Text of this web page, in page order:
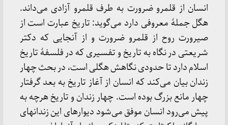
انسان از قلمرو ضرورت به طرف قلمرو آزادی می‌داند.
هگل جملۀ معروفی دارد می‌گوید: تاریخ عبارت است از
صیرورت روح از قلمرو ضرورت و از آنجایی که دکتر
شریعتی در نگاه به تاریخ و تفسیری که در فلسفۀ تاریخ
اسلام دارد تا حدودی نگاهش هگلی است، در بحث چهار
زندان بیان می‌کند که انسان از آغاز تاریخ به بعد گرفتار
چهار مانع بزرگ بوده است. چهار زندان و تاریخ هرچه به
پیش می‌رود انسان موفق می‌شود دیوارهای این زندانهای